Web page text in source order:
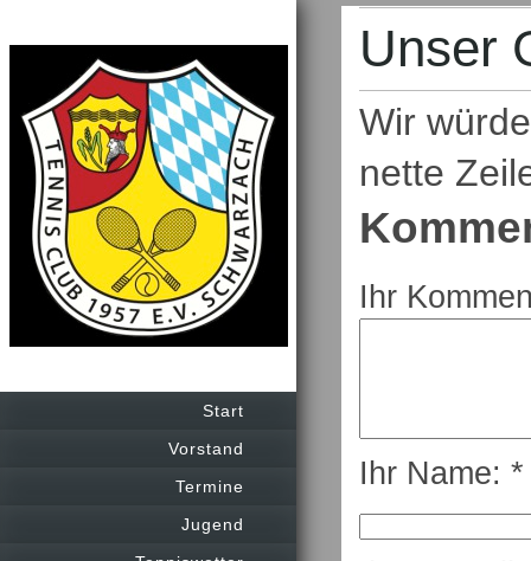
Start
Vorstand
Termine
Jugend
Unser
Wir
nette
Ihr
Ihr Name: *